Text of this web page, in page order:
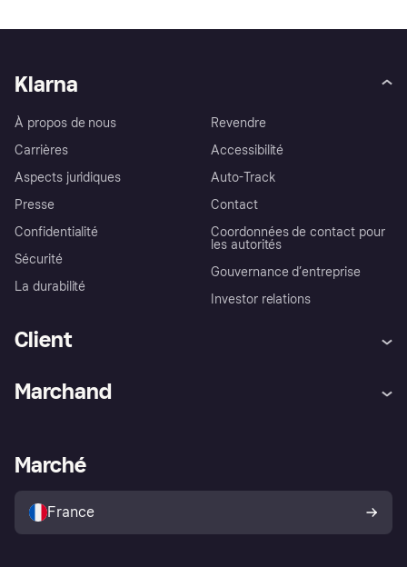
Klarna
À propos de nous
Carrières
Aspects juridiques
Presse
Confidentialité
Sécurité
La durabilité
Revendre
Accessibilité
Auto-Track
Contact
Coordonnées de contact pour
les autorités
Gouvernance d’entreprise
Investor relations
Client
Explorez les magasins
Politique de protection de
l’acheteur Klarna
Marchand
Portail Marchand
Marché
France